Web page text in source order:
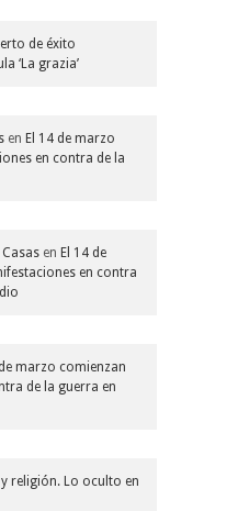
de éxito
‘La grazia’
en El 14 de marzo
en contra de la
en El 14 de
en contra
marzo comienzan
de la guerra en
y religión. Lo oculto en